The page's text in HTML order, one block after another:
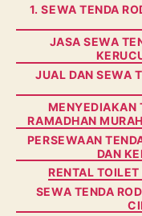
1. SEWA TENDA
JASA SEWA
JUAL DAN SEWA
MENYEDIAKAN
RAMADHAN
PERSEWAAN
DAN
RENTAL TOILET
SEWA TENDA